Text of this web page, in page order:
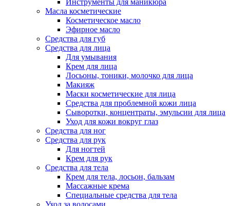
Инструменты для маникюра
Масла косметические
Косметическое масло
Эфирное масло
Средства для губ
Средства для лица
Для умывания
Крем для лица
Лосьоны, тоники, молочко для лица
Макияж
Маски косметические для лица
Средства для проблемной кожи лица
Сыворотки, концентраты, эмульсии для лица
Уход для кожи вокруг глаз
Средства для ног
Средства для рук
Для ногтей
Крем для рук
Средства для тела
Крем для тела, лосьон, бальзам
Массажные крема
Специальные средства для тела
Уход за волосами